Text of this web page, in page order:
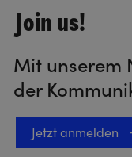
Join us!
Mit unserem
der
Jetzt anmelden